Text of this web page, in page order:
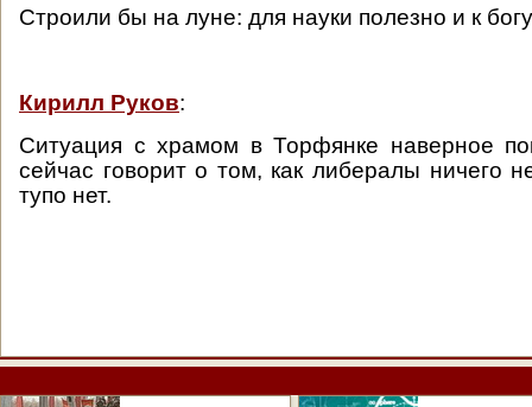
Строили бы на луне: для науки полезно и к
Кирилл Руков:
Ситуация с храмом в Торфянке наверное
сейчас говорит о том, как либералы ничего
тупо нет.